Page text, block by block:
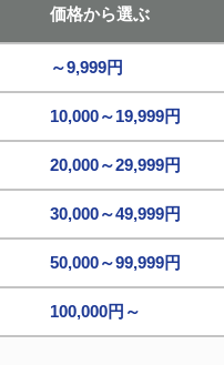
価格から選ぶ
～9,999円
10,000～19,999円
20,000～29,999円
30,000～49,999円
50,000～99,999円
100,000円～